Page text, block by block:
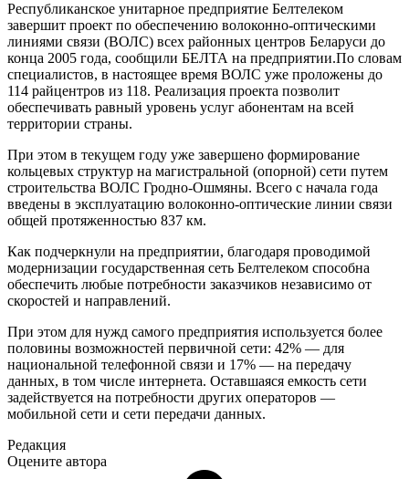
Республиканское унитарное предприятие Белтелеком
завершит проект по обеспечению волоконно-оптическими
линиями связи (ВОЛС) всех районных центров Беларуси до
конца 2005 года, сообщили БЕЛТА на предприятии.По словам
специалистов, в настоящее время ВОЛС уже проложены до
114 райцентров из 118. Реализация проекта позволит
обеспечивать равный уровень услуг абонентам на всей
территории страны.
При этом в текущем году уже завершено формирование
кольцевых структур на магистральной (опорной) сети путем
строительства ВОЛС Гродно-Ошмяны. Всего с начала года
введены в эксплуатацию волоконно-оптические линии связи
общей протяженностью 837 км.
Как подчеркнули на предприятии, благодаря проводимой
модернизации государственная сеть Белтелеком способна
обеспечить любые потребности заказчиков независимо от
скоростей и направлений.
При этом для нужд самого предприятия используется более
половины возможностей первичной сети: 42% — для
национальной телефонной связи и 17% — на передачу
данных, в том числе интернета. Оставшаяся емкость сети
задействуется на потребности других операторов —
мобильной сети и сети передачи данных.
Редакция
Оцените автора